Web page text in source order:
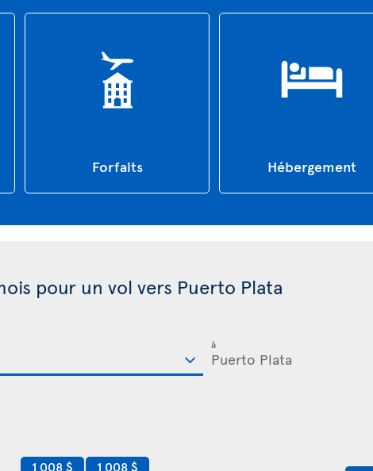
Forfaits Hébergement
pour un vol vers Puerto Plata
à
1 008 $ 1 008 $